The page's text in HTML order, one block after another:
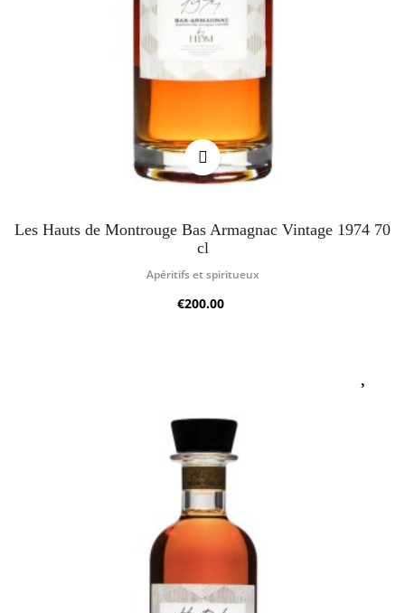
Les Hauts de Montrouge Bas Armagnac Vintage 1974 70
cl
Apéritifs et spiritueux
€200.00